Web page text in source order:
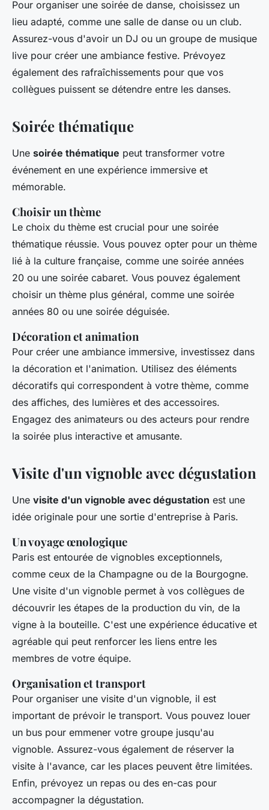
Pour organiser une soirée de danse, choisissez un
lieu adapté, comme une salle de danse ou un club.
Assurez-vous d'avoir un DJ ou un groupe de musique
live pour créer une ambiance festive. Prévoyez
également des rafraîchissements pour que vos
collègues puissent se détendre entre les danses.
Soirée thématique
Une soirée thématique peut transformer votre
événement en une expérience immersive et
mémorable.
Choisir un thème
Le choix du thème est crucial pour une soirée
thématique réussie. Vous pouvez opter pour un thème
lié à la culture française, comme une soirée années
20 ou une soirée cabaret. Vous pouvez également
choisir un thème plus général, comme une soirée
années 80 ou une soirée déguisée.
Décoration et animation
Pour créer une ambiance immersive, investissez dans
la décoration et l'animation. Utilisez des éléments
décoratifs qui correspondent à votre thème, comme
des affiches, des lumières et des accessoires.
Engagez des animateurs ou des acteurs pour rendre
la soirée plus interactive et amusante.
Visite d'un vignoble avec dégustation
Une visite d'un vignoble avec dégustation est une
idée originale pour une sortie d'entreprise à Paris.
Un voyage œnologique
Paris est entourée de vignobles exceptionnels,
comme ceux de la Champagne ou de la Bourgogne.
Une visite d'un vignoble permet à vos collègues de
découvrir les étapes de la production du vin, de la
vigne à la bouteille. C'est une expérience éducative et
agréable qui peut renforcer les liens entre les
membres de votre équipe.
Organisation et transport
Pour organiser une visite d'un vignoble, il est
important de prévoir le transport. Vous pouvez louer
un bus pour emmener votre groupe jusqu'au
vignoble. Assurez-vous également de réserver la
visite à l'avance, car les places peuvent être limitées.
Enfin, prévoyez un repas ou des en-cas pour
accompagner la dégustation.